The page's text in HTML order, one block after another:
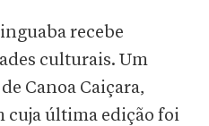
recebe
culturais. Um
Canoa Caiçara,
cuja última edição foi